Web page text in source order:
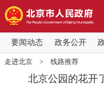
要闻动态 政务公开
要闻动态
党中央精神
走进北京> 线路推荐
北京公园的花开